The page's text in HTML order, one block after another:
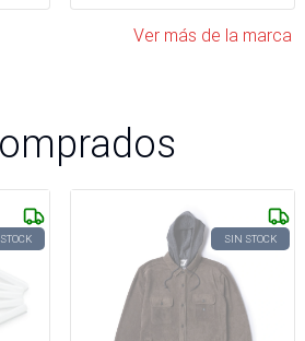
Ver más de la marca
SIN STOCK